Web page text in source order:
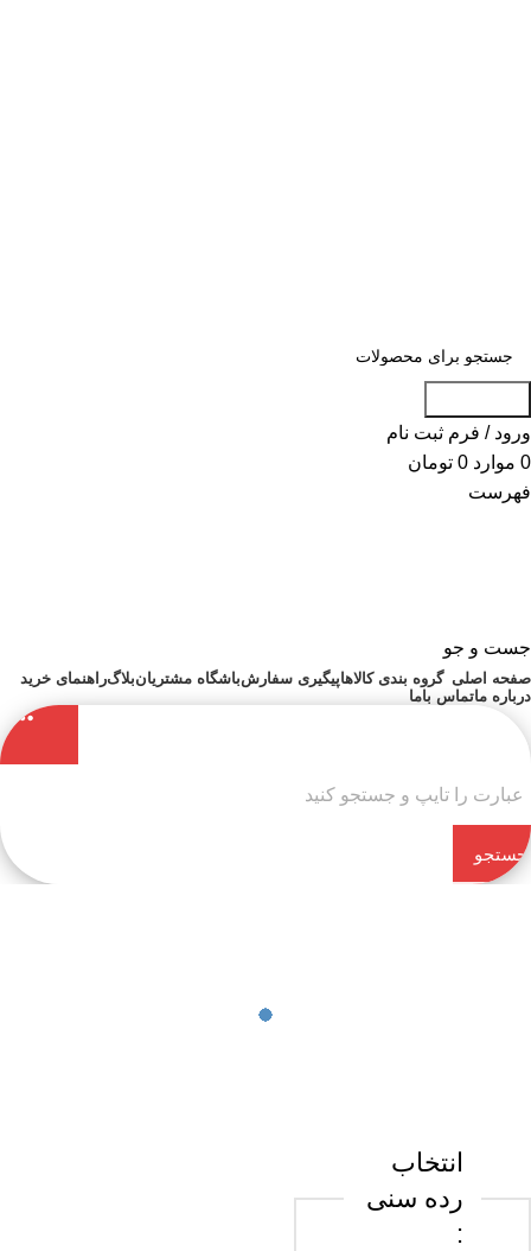
ورود / فرم ثبت نام
0 موارد 0 تومان
فهرست
جست و جو
صفحه اصلی گروه بندی کالاهاپیگیری سفارشباشگاه مشتریانبلاگراهنمای خرید
درباره ماتماس باما
جستجو
انتخاب
رده سنی
: